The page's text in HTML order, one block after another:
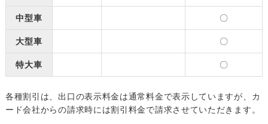
中型車 〇
大型車 〇
特大車 〇
各種割引は、出口の表示料金は通常料金で表示していますが、カ
ード会社からの請求時には割引料金で請求させていただきます。